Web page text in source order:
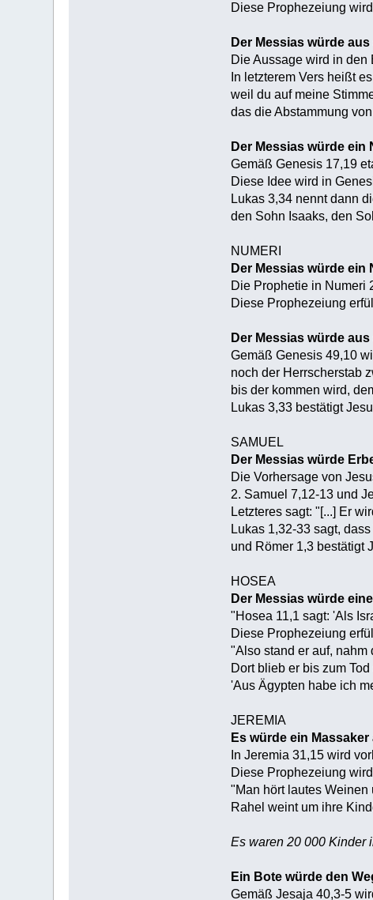
Diese Prophezeiung
Der Messias würde
Die Aussage wird in
In letzterem Vers heißt
weil du auf meine
das die Abstammung
Der Messias würde ein
Gemäß Genesis 17,19
Diese Idee wird in
Lukas 3,34 nennt dann
den Sohn Isaaks, den
NUMERI
Der Messias würde
Die Prophetie in Numeri
Diese Prophezeiung
Der Messias würde
Gemäß Genesis 49,10
noch der Herrscherstab
bis der kommen wird,
Lukas 3,33 bestätigt
SAMUEL
Der Messias würde
Die Vorhersage von
2. Samuel 7,12-13 und
Letzteres sagt: "[...] Er
Lukas 1,32-33 sagt,
und Römer 1,3 bestätigt
HOSEA
Der Messias würde
"Hosea 11,1 sagt: 'Als
Diese Prophezeiung
"Also stand er auf, nahm
Dort blieb er bis zum
'Aus Ägypten habe ich
JEREMIA
Es würde ein
In Jeremia 31,15 wird
Diese Prophezeiung
"Man hört lautes
Rahel weint um ihre
Es waren 20 000 Kinder
Ein Bote würde den
Gemäß Jesaja 40,3-5